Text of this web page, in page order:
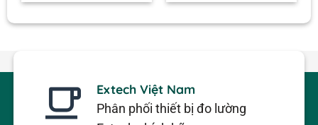
Extech Việt Nam
Phân phối thiết bị đo lường